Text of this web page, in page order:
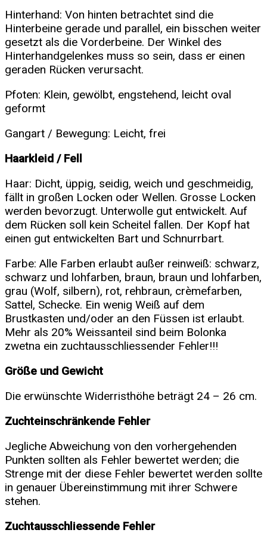
Hinterhand: Von hinten betrachtet sind die
Hinterbeine gerade und parallel, ein bisschen weiter
gesetzt als die Vorderbeine. Der Winkel des
Hinterhandgelenkes muss so sein, dass er einen
geraden Rücken verursacht.
Pfoten: Klein, gewölbt, engstehend, leicht oval
geformt
Gangart / Bewegung: Leicht, frei
Haarkleid / Fell
Haar: Dicht, üppig, seidig, weich und geschmeidig,
fällt in großen Locken oder Wellen. Grosse Locken
werden bevorzugt. Unterwolle gut entwickelt. Auf
dem Rücken soll kein Scheitel fallen. Der Kopf hat
einen gut entwickelten Bart und Schnurrbart.
Farbe: Alle Farben erlaubt außer reinweiß: schwarz,
schwarz und lohfarben, braun, braun und lohfarben,
grau (Wolf, silbern), rot, rehbraun, crèmefarben,
Sattel, Schecke. Ein wenig Weiß auf dem
Brustkasten und/oder an den Füssen ist erlaubt.
Mehr als 20% Weissanteil sind beim Bolonka
zwetna ein zuchtausschliessender Fehler!!!
Größe und Gewicht
Die erwünschte Widerristhöhe beträgt 24 – 26 cm.
Zuchteinschränkende Fehler
Jegliche Abweichung von den vorhergehenden
Punkten sollten als Fehler bewertet werden; die
Strenge mit der diese Fehler bewertet werden sollte
in genauer Übereinstimmung mit ihrer Schwere
stehen.
Zuchtausschliessende Fehler